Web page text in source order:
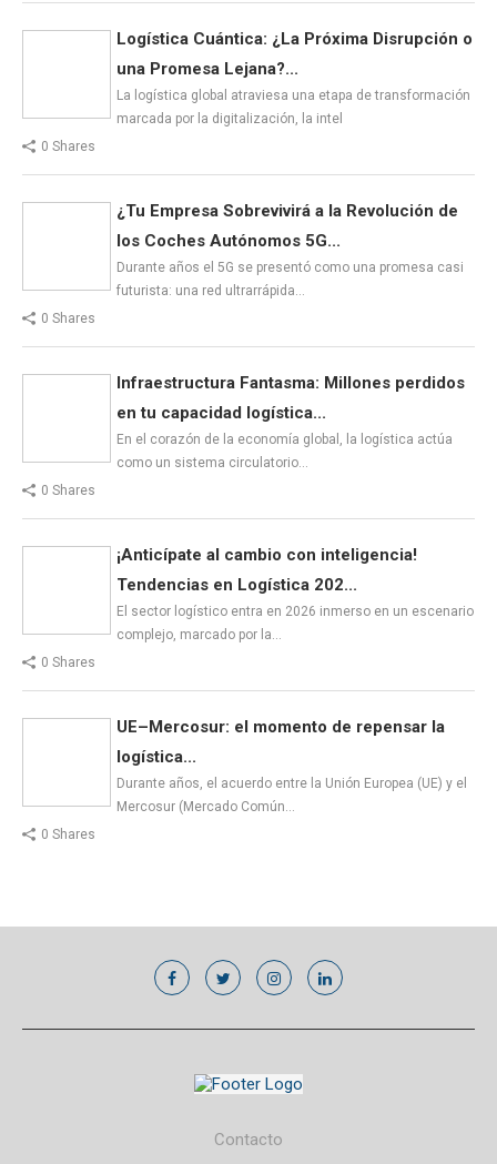
Logística Cuántica: ¿La Próxima Disrupción o
una Promesa Lejana?...
La logística global atraviesa una etapa de transformación
marcada por la digitalización, la intel
0 Shares
¿Tu Empresa Sobrevivirá a la Revolución de
los Coches Autónomos 5G...
Durante años el 5G se presentó como una promesa casi
futurista: una red ultrarrápida…
0 Shares
Infraestructura Fantasma: Millones perdidos
en tu capacidad logística...
En el corazón de la economía global, la logística actúa
como un sistema circulatorio…
0 Shares
¡Anticípate al cambio con inteligencia!
Tendencias en Logística 202...
El sector logístico entra en 2026 inmerso en un escenario
complejo, marcado por la…
0 Shares
UE–Mercosur: el momento de repensar la
logística...
Durante años, el acuerdo entre la Unión Europea (UE) y el
Mercosur (Mercado Común…
0 Shares
Contacto